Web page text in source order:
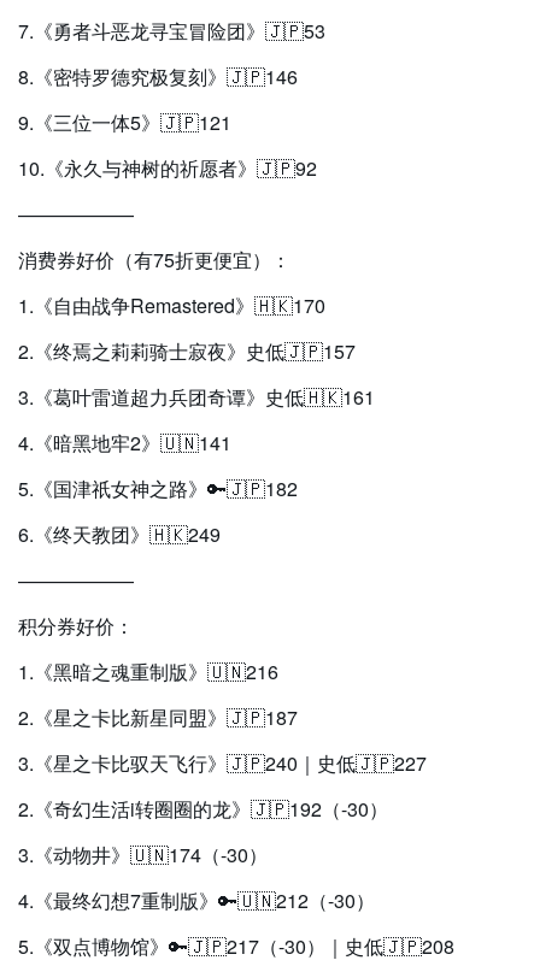
7.《勇者斗恶龙寻宝冒险团》🇯🇵53
8.《密特罗德究极复刻》🇯🇵146
9.《三位一体5》🇯🇵121
10.《永久与神树的祈愿者》🇯🇵92
——————
消费券好价（有75折更便宜）：
1.《自由战争Remastered》🇭🇰170
2.《终焉之莉莉骑士寂夜》史低🇯🇵157
3.《葛叶雷道超力兵团奇谭》史低🇭🇰161
4.《暗黑地牢2》🇺🇳141
5.《国津祇女神之路》🔑🇯🇵182
6.《终天教团》🇭🇰249
——————
积分券好价：
1.《黑暗之魂重制版》🇺🇳216
2.《星之卡比新星同盟》🇯🇵187
3.《星之卡比驭天飞行》🇯🇵240｜史低🇯🇵227
2.《奇幻生活i转圈圈的龙》🇯🇵192（-30）
3.《动物井》🇺🇳174（-30）
4.《最终幻想7重制版》🔑🇺🇳212（-30）
5.《双点博物馆》🔑🇯🇵217（-30）｜史低🇯🇵208